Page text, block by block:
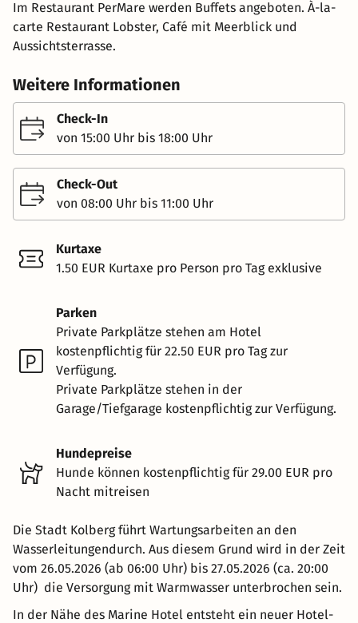
Im Restaurant PerMare werden Buffets angeboten. À-la-
carte Restaurant Lobster, Café mit Meerblick und
Aussichtsterrasse.
Weitere Informationen
Check-In
von 15:00 Uhr bis 18:00 Uhr
Check-Out
von 08:00 Uhr bis 11:00 Uhr
Kurtaxe
1.50 EUR Kurtaxe pro Person pro Tag exklusive
Parken
Private Parkplätze stehen am Hotel
kostenpflichtig für 22.50 EUR pro Tag zur
Verfügung.
Private Parkplätze stehen in der
Garage/Tiefgarage kostenpflichtig zur Verfügung.
Hundepreise
Hunde können kostenpflichtig für 29.00 EUR pro
Nacht mitreisen
Die Stadt Kolberg führt Wartungsarbeiten an den
Wasserleitungendurch. Aus diesem Grund wird in der Zeit
vom 26.05.2026 (ab 06:00 Uhr) bis 27.05.2026 (ca. 20:00
Uhr) die Versorgung mit Warmwasser unterbrochen sein.
In der Nähe des Marine Hotel entsteht ein neuer Hotel-